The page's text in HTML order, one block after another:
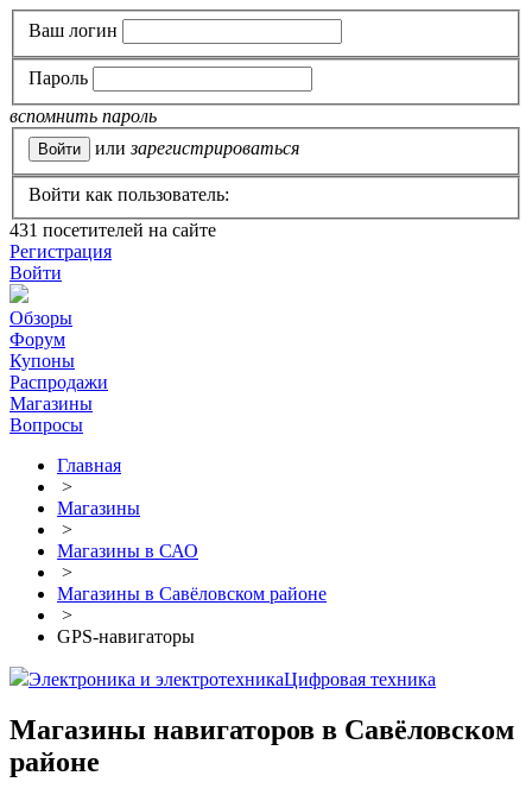
Ваш логин
Пароль
вспомнить пароль
или зарегистрироваться
Войти как пользователь:
431 посетителей на сайте
Регистрация
Войти
Обзоры
Форум
Купоны
Распродажи
Магазины
Вопросы
Главная
>
Магазины
>
Магазины в САО
>
Магазины в Савёловском районе
>
GPS-навигаторы
Электроника и электротехникаЦифровая техника
Магазины навигаторов в Савёловском
районе